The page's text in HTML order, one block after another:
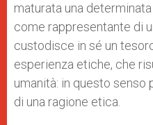
maturata una
come rappresentante di
custodisce in sé un
esperienza etiche, che
umanità: in questo
di una ragione etica.